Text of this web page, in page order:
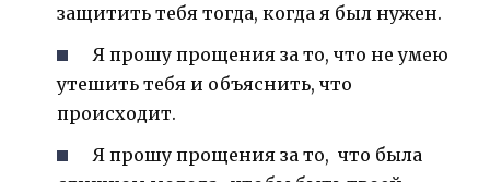
защитить тебя тогда, когда я был нужен.
Я прошу прощения за то, что не умею
утешить тебя и объяснить, что
происходит.
Я прошу прощения за то, что была